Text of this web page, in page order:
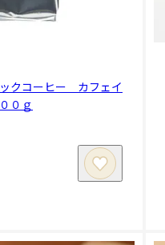
ックコーヒー カフェイ
０ｇ